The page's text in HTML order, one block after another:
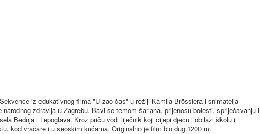
iz edukativnog filma "U zao čas" u režiji Kamila Brösslera i snimatelja
zdravlja u Zagrebu. Bavi se temom šarlaha, prijenosu bolesti, spriječavanju i
Bednja i Lepoglava. Kroz priču vodi liječnik koji cijepi djecu i obilazi školu i
kod vračare i u seoskim kućama. Originalno je film bio dug 1200 m.